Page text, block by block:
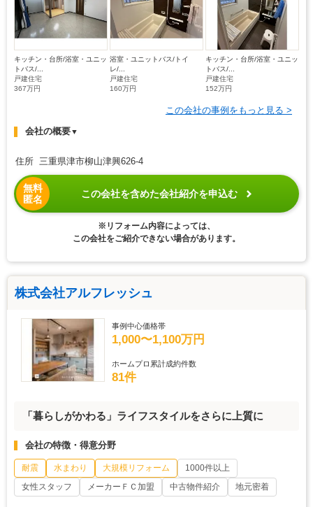
キッチン・台所/浴室・ユニッ
トバス/...
戸建住宅
367万円
浴室・ユニットバス/トイ
レ/...
戸建住宅
160万円
キッチン・台所/浴室・ユニッ
トバス/...
戸建住宅
152万円
この会社の事例をもっと見る >
会社の概要▼
住所 三重県津市柳山津興626-4
無料
匿名
この会社を含めた会社紹介を申込む
※リフォーム内容によっては、
この会社をご紹介できない場合があります。
株式会社アルフレッシュ
事例中心価格帯
1,000〜1,100万円
ホームプロ累計成約件数
81件
「暮らしがかわる」ライフスタイルをさらに上質に
会社の特徴・得意分野
耐震 水まわり 大規模リフォーム
1000件以上
女性スタッフ
メーカーＦＣ加盟 中古物件紹介 地元密着